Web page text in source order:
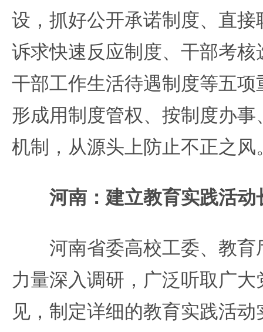
设，抓好公开承诺制度、直
诉求快速反应制度、干部考
干部工作生活待遇制度等五
形成用制度管权、按制度办
机制，从源头上防止不正之风
河南：建立教育实践活动
河南省委高校工委、教育
力量深入调研，广泛听取广
见，制定详细的教育实践活